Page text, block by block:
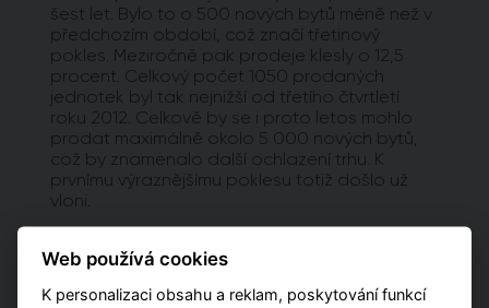
šest let. Bylo to o 500 nových bytů méně než v
předchozím období, což značí třetinový
pokles. Meziročně pak prodeje klesly o 12,5
procent. Celkový počet 1050 prodaných
jednotek byl tak nejnižší od třetího čtvrtletí
roku 2012. Celkově by se i proto letos mohlo
prodat maximálně okolo 5 000 nových bytů,
což by znamenalo další ochlazení trhu. K
prvnímu výraznějšímu poklesu totiž došlo už
vloni.
Potřebujete pro svá rozhodnutí pokročilejší
Web používá cookies
K personalizaci obsahu a reklam, poskytování funkcí